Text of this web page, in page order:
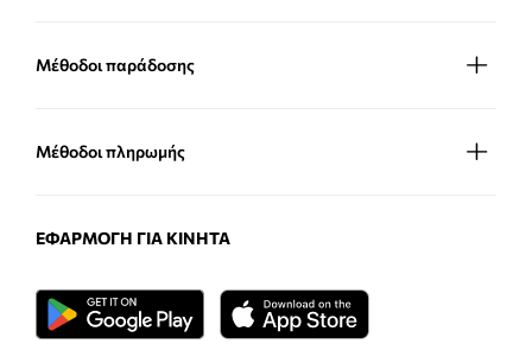
Μέθοδοι παράδοσης
Μέθοδοι πληρωμής
ΕΦΑΡΜΟΓΉ ΓΙΑ ΚΙΝΗΤΆ